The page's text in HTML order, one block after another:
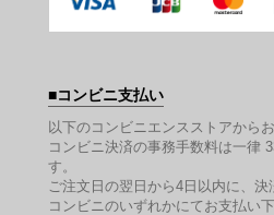
コンビニ支払い
以下のコンビニエンスストアから
コンビニ決済の事務手数料は一律
す。
ご注文日の翌日から4日以内に、
コンビニのいずれかにてお支払い下